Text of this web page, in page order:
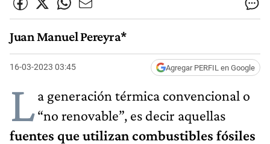
Juan Manuel Pereyra*
16-03-2023 03:45 Agregar PERFIL en Google
La generación térmica convencional o
“no renovable”, es decir aquellas
fuentes que utilizan combustibles fósiles